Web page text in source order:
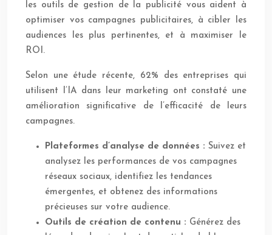
les outils de gestion de la publicité vous aident à
optimiser vos campagnes publicitaires, à cibler les
audiences les plus pertinentes, et à maximiser le
ROI.
Selon une étude récente, 62% des entreprises qui
utilisent l’IA dans leur marketing ont constaté une
amélioration significative de l’efficacité de leurs
campagnes.
Plateformes d’analyse de données : Suivez et
analysez les performances de vos campagnes
réseaux sociaux, identifiez les tendances
émergentes, et obtenez des informations
précieuses sur votre audience.
Outils de création de contenu : Générez des